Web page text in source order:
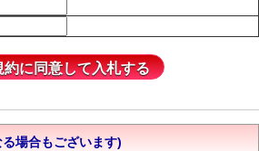
場合もございます)